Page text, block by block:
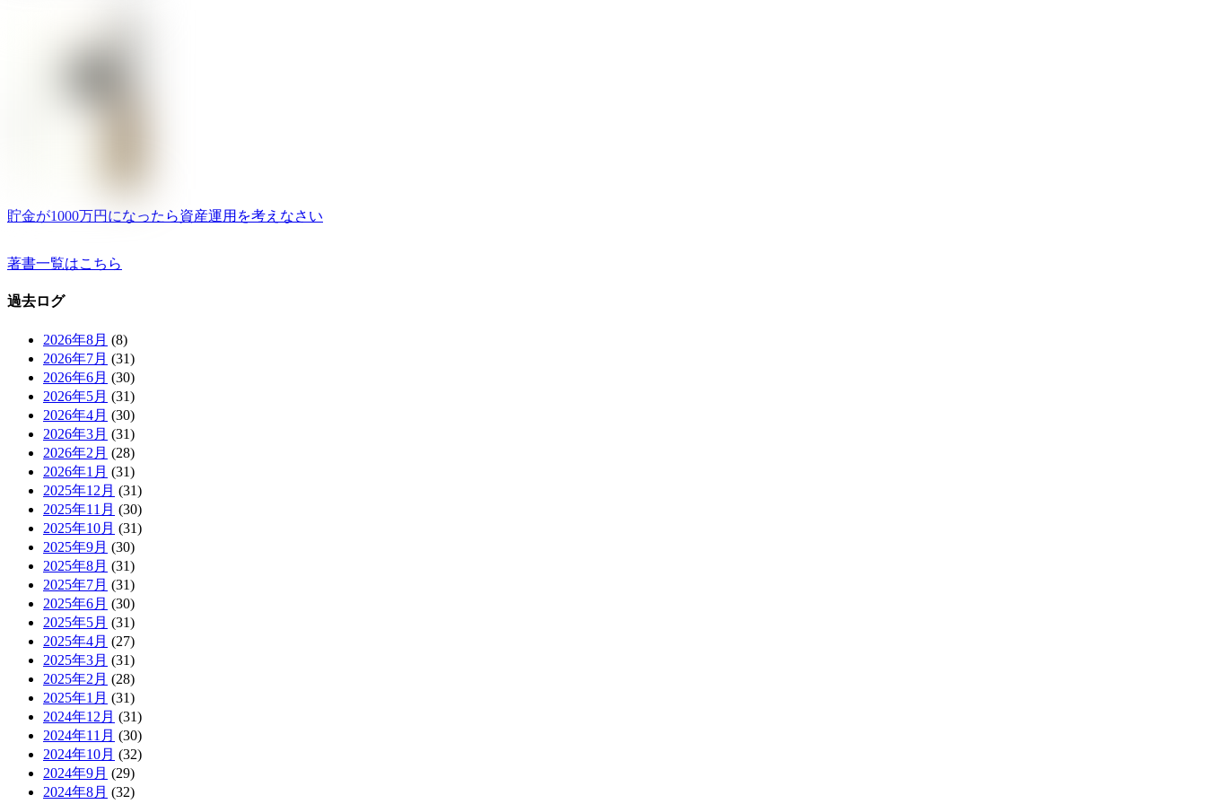
貯金が1000万円になったら資産運用を考えなさい
著書一覧はこちら
過去ログ
2026年8月 (8)
2026年7月 (31)
2026年6月 (30)
2026年5月 (31)
2026年4月 (30)
2026年3月 (31)
2026年2月 (28)
2026年1月 (31)
2025年12月 (31)
2025年11月 (30)
2025年10月 (31)
2025年9月 (30)
2025年8月 (31)
2025年7月 (31)
2025年6月 (30)
2025年5月 (31)
2025年4月 (27)
2025年3月 (31)
2025年2月 (28)
2025年1月 (31)
2024年12月 (31)
2024年11月 (30)
2024年10月 (32)
2024年9月 (29)
2024年8月 (32)